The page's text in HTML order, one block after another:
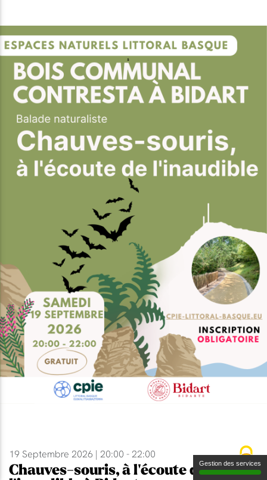
19 Septembre 2026 | 20:00 - 22:00
Chauves-souris, à l'écoute deGestion des services